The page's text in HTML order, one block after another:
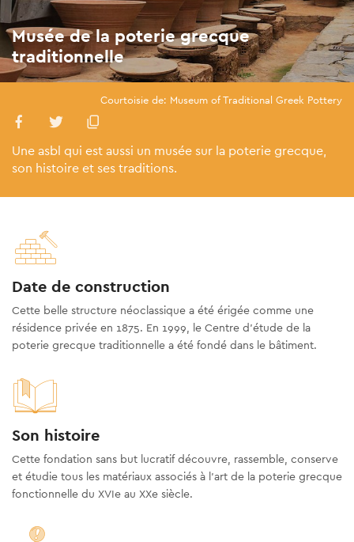
Musée de la poterie grecque
traditionnelle
Courtoisie de: Museum of Traditional Greek Pottery
Une asbl qui est aussi un musée sur la poterie grecque,
son histoire et ses traditions.
Date de construction
Cette belle structure néoclassique a été érigée comme une
résidence privée en 1875. En 1999, le Centre d’étude de la
poterie grecque traditionnelle a été fondé dans le bâtiment.
Son histoire
Cette fondation sans but lucratif découvre, rassemble, conserve
et étudie tous les matériaux associés à l'art de la poterie grecque
fonctionnelle du XVIe au XXe siècle.